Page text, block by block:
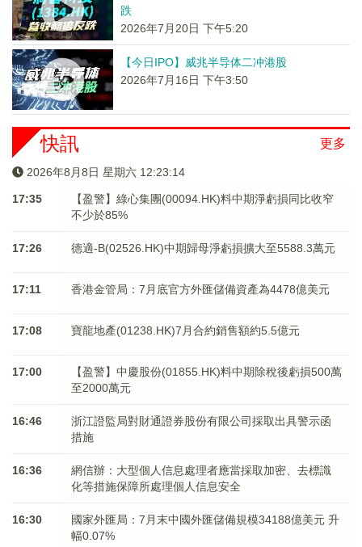
跌
2026年7月20日 下午5:20
【今日IPO】威兆半导体二冲港股
2026年7月16日 下午3:50
更多
快訊
2026年8月8日 星期六 12:23:14
17:35
【盈警】綠心集團(00094.HK)料中期淨虧損同比收窄
不少於85%
17:26 德適-B(02526.HK)中期歸母淨虧損擴大至5588.3萬元
17:11 香港金管局：7月底官方外匯儲備資產為4478億美元
17:08 寶龍地產(01238.HK)7月合約銷售額約5.5億元
17:00
【盈警】中慶股份(01855.HK)料中期除稅後虧損500萬
至2000萬元
16:46
浙江證監局對財通證券股份有限公司採取出具警示函
措施
16:36
網信辦：大型個人信息處理者應當採取加密、去標識
化等措施保障所處理個人信息安全
16:30
國家外匯局：7月末中國外匯儲備規模34188億美元 升
幅0.07%